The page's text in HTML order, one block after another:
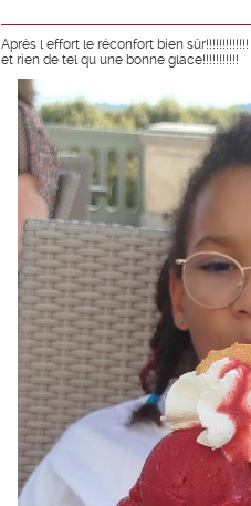
Après l effort le réconfort bien sûr!!!!!!!!!!!!!
et rien de tel qu une bonne glace!!!!!!!!!!!